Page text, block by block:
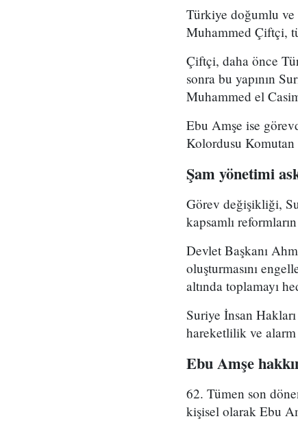
Türkiye doğumlu ve
Muhammed Çiftçi,
Çiftçi, daha önce
sonra bu yapının
Muhammed el
Ebu Amşe ise
Kolordusu Komutan
Şam yönetimi
Görev değişikliği,
kapsamlı
Devlet Başkanı
oluşturmasını
altında toplamayı
Suriye İnsan
hareketlilik ve
Ebu Amşe
62. Tümen son
kişisel olarak Ebu